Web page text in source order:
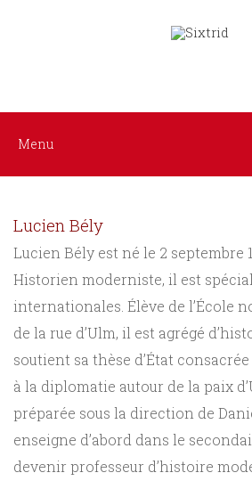
Menu
NOS
LIVRES
AUDIO
Tous
les
Littérature
Policier
Suspense
Histoire
Sciences
humaines
A
PARAÎTRE
Lucien Bély
Lucien Bély est né le 2 septembre
Historien moderniste, il est
internationales. Élève de l’École
de la rue d’Ulm, il est agrégé
soutient sa thèse d’État
à la diplomatie autour de la paix
préparée sous la direction de
enseigne d’abord dans le
devenir professeur d’histoire